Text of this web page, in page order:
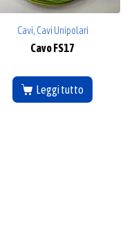
Cavi, Cavi Unipolari
Cavo FS17
Leggi tutto